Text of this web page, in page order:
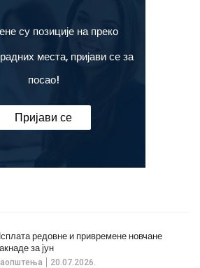
су позиције на преко
радних места, пријави се за
посао!
Пријави се
20.07.2026.
редовне и привремене новчане
за јун